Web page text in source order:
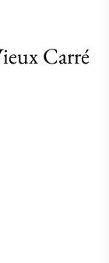
Carré